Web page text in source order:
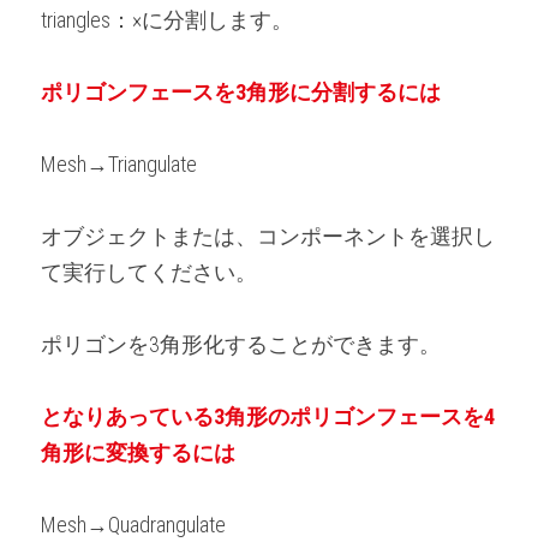
triangles：×に分割します。
ポリゴンフェースを3角形に分割するには
Mesh→Triangulate
オブジェクトまたは、コンポーネントを選択し
て実行してください。
ポリゴンを3角形化することができます。
となりあっている3角形のポリゴンフェースを4
角形に変換するには
Mesh→Quadrangulate